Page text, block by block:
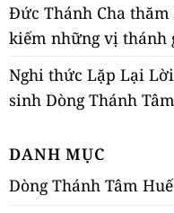
Đức Thánh Cha
kiếm những vị thánh
Nghi thức Lặp Lại
sinh Dòng Thánh
DANH MỤC
Dòng Thánh Tâm Huế